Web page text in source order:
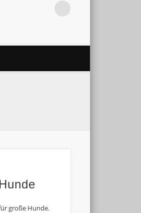
große Hunde.